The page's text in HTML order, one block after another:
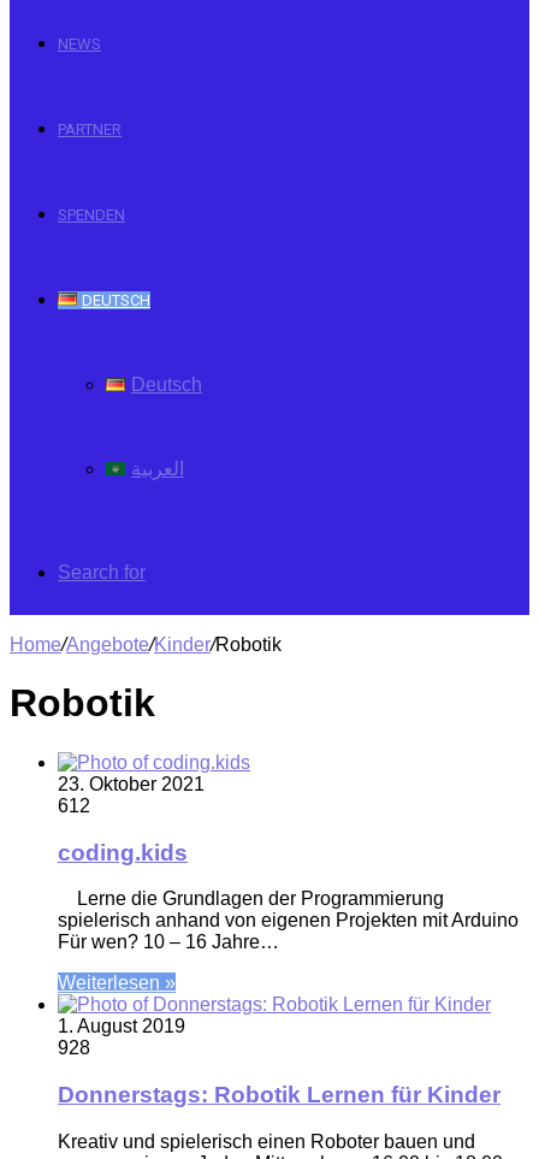
NEWS
PARTNER
SPENDEN
DEUTSCH
Deutsch
العربية
Search for
Home/Angebote/Kinder/Robotik
Robotik
23. Oktober 2021
612
coding.kids
Lerne die Grundlagen der Programmierung
spielerisch anhand von eigenen Projekten mit Arduino
Für wen? 10 – 16 Jahre…
Weiterlesen »
1. August 2019
928
Donnerstags: Robotik Lernen für Kinder
Kreativ und spielerisch einen Roboter bauen und